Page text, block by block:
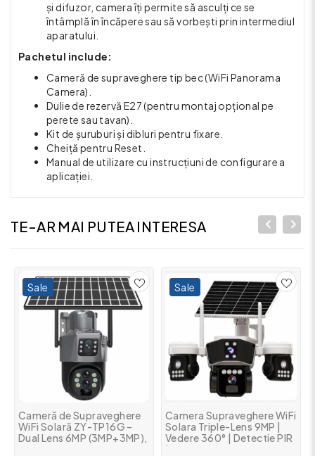
și difuzor, camera îți permite să asculți ce se
întâmplă în încăpere sau să vorbești prin intermediul
aparatului.
Pachetul include:
Cameră de supraveghere tip bec (WiFi Panorama
Camera).
Dulie de rezervă E27 (pentru montaj opțional pe
perete sau tavan).
Kit de șuruburi și dibluri pentru fixare.
Cheiță pentru Reset.
Manual de utilizare cu instrucțiuni de configurare a
aplicației.
TE-AR MAI PUTEA INTERESA
Sale
Cameră de Supraveghere
WiFi Solară ZY-TP16G –
Dual Lens 6MP (3MP+3MP),
Sale
Camera Supraveghere WiFi
Solara Triple-Lens 9MP |
Vedere 360° | Detectie PIR
| 20 LED-uri Night Vision